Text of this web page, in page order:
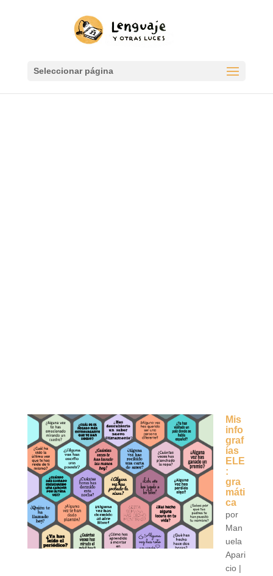
Seleccionar página
Mis
info
graf
ías
ELE
:
gra
máti
ca
por
Man
uela
Apari
cio|